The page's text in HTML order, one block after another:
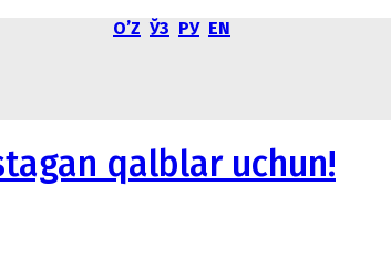
OʼZ ЎЗ РУ EN